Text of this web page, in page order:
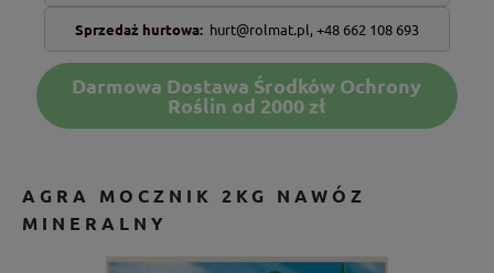
Sprzedaż hurtowa: hurt@rolmat.pl,+48 662 108 693
Darmowa Dostawa Środków Ochrony
Roślin od 2000 zł
AGRA MOCZNIK 2KG NAWÓZ
MINERALNY